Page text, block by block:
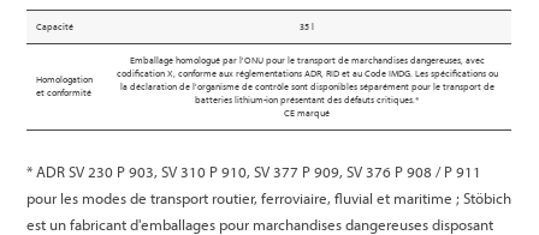
Capacité 35 l
Homologation
et conformité
Emballage homologué par l'ONU pour le transport de marchandises dangereuses, avec
codification X, conforme aux réglementations ADR, RID et au Code IMDG. Les spécifications ou
la déclaration de l'organisme de contrôle sont disponibles séparément pour le transport de
batteries lithium-ion présentant des défauts critiques.*
CE marqué
* ADR SV 230 P 903, SV 310 P 910, SV 377 P 909, SV 376 P 908 / P 911
pour les modes de transport routier, ferroviaire, fluvial et maritime ; Stöbich
est un fabricant d'emballages pour marchandises dangereuses disposant